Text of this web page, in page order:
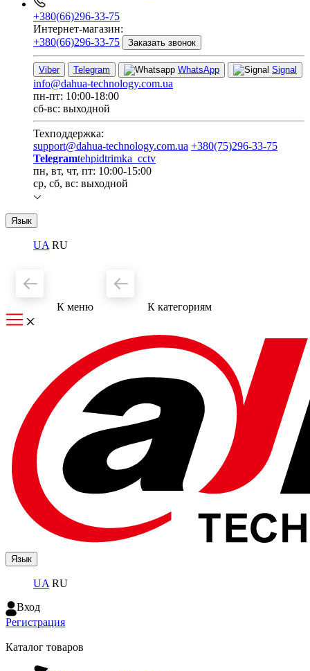
+380(66)296-33-75
Интернет-магазин:
+380(66)296-33-75
Заказать звонок
Viber Telegram WhatsApp Signal
info@dahua-technology.com.ua
пн-пт: 10:00-18:00
сб-вс: выходной
Техподдержка:
support@dahua-technology.com.ua +380(75)296-33-75
Telegramtehpidtrimka_cctv
пн, вт, чт, пт: 10:00-15:00
ср, сб, вс: выходной
Язык
UA RU
К меню К категориям
Язык
UA RU
Вход
Регистрация
Каталог товаров